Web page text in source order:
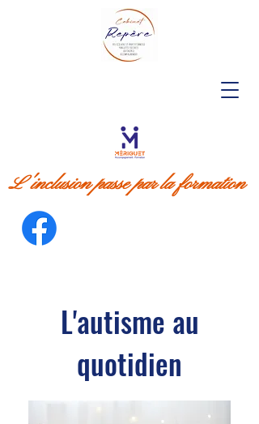
L'inclusion passe par la formation
L'autisme au
quotidien